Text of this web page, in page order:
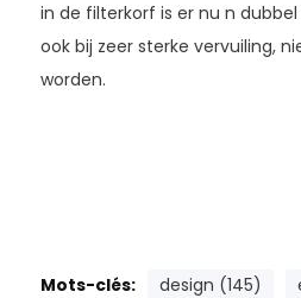
in de filterkorf is er nu n
ook bij zeer sterke vervuiling,
worden.
Mots-clés: design (145)